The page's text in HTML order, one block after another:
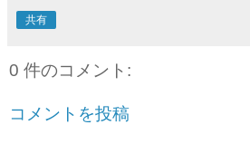
共有
0 件のコメント:
コメントを投稿